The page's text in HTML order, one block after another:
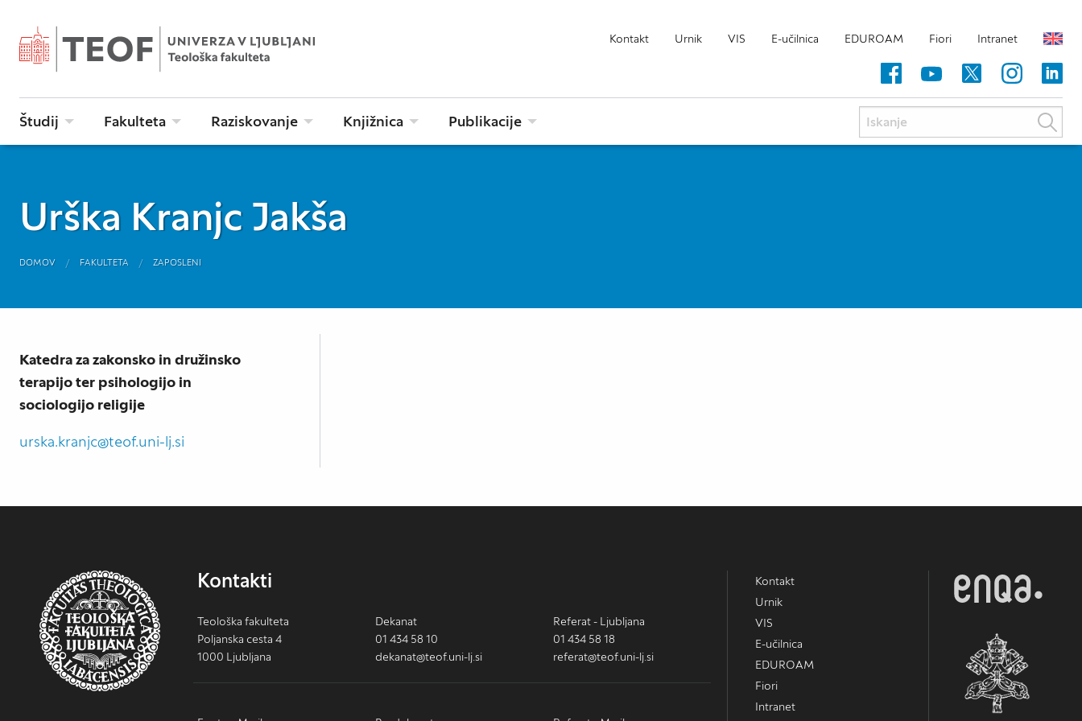
Kontakt Urnik VIS E-učilnica EDUROAM Fiori Intranet
Študij Fakulteta Raziskovanje Knjižnica Publikacije
Urška Kranjc Jakša
DOMOV FAKULTETA ZAPOSLENI
Katedra za zakonsko in družinsko
terapijo ter psihologijo in
sociologijo religije
urska.kranjc@teof.uni-lj.si
Kontakti
Teološka fakulteta
Poljanska cesta 4
1000 Ljubljana
Dekanat
01 434 58 10
dekanat@teof.uni-lj.si
Referat - Ljubljana
01 434 58 18
referat@teof.uni-lj.si
Kontakt
Urnik
VIS
E-učilnica
EDUROAM
Fiori
Intranet